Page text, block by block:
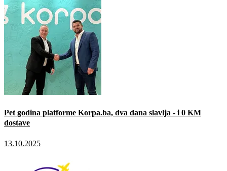
Pet godina platforme Korpa.ba, dva dana slavlja - i 0 KM
dostave
13.10.2025